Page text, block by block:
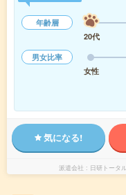
年齢層
20代
男女比率
女性
気になる!
派遣会社 日研トータ